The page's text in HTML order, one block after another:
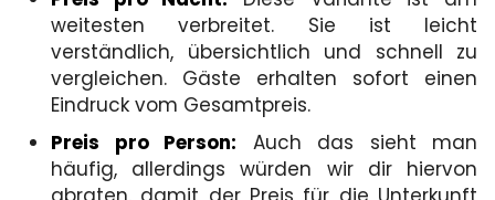
weitesten verbreitet. Sie ist leicht
verständlich, übersichtlich und schnell zu
vergleichen. Gäste erhalten sofort einen
Eindruck vom Gesamtpreis.
Preis pro Person: Auch das sieht man
häufig, allerdings würden wir dir hiervon